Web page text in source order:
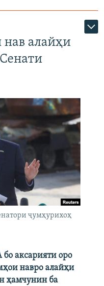
алайҳи
ҷумҳурихоҳ
аксарияти оро
навро алайҳи
ҳамчунин ба